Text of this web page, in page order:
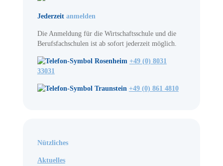
Jederzeit anmelden
Die Anmeldung für die Wirtschaftsschule und die
Berufsfachschulen ist ab sofort jederzeit möglich.
Rosenheim +49 (0) 8031
33031
Traunstein +49 (0) 861 4810
Nützliches
Aktuelles